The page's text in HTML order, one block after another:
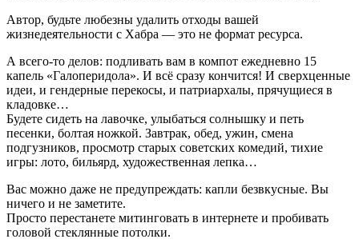
Автор, будьте любезны удалить отходы вашей
жизнедеятельности с Хабра — это не формат ресурса.
А всего-то делов: подливать вам в компот ежедневно 15
капель «Галоперидола». И всё сразу кончится! И сверхценные
идеи, и гендерные перекосы, и патриархалы, прячущиеся в
кладовке…
Будете сидеть на лавочке, улыбаться солнышку и петь
песенки, болтая ножкой. Завтрак, обед, ужин, смена
подгузников, просмотр старых советских комедий, тихие
игры: лото, бильярд, художественная лепка…
Вас можно даже не предупреждать: капли безвкусные. Вы
ничего и не заметите.
Просто перестанете митинговать в интернете и пробивать
головой стеклянные потолки.